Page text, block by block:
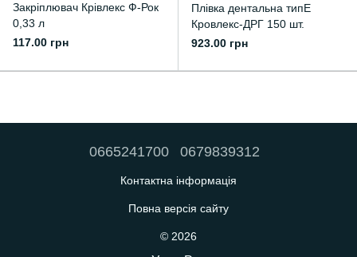
Закріплювач Крівлекс Ф-Рок
0,33 л
117.00 грн
Плівка дентальна типЕ
Кровлекс-ДРГ 150 шт.
923.00 грн
0665241700 0679839312
Контактна інформація
Повна версія сайту
© 2026